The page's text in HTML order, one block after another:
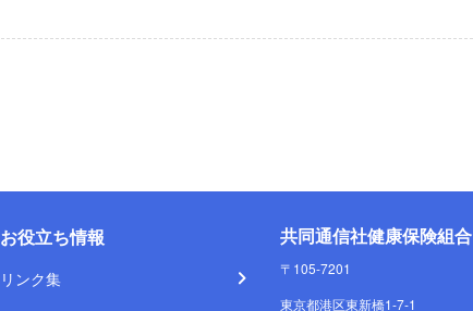
お役立ち情報
リンク集
共同通信社健康保険組合
〒105-7201
東京都港区東新橋1-7-1